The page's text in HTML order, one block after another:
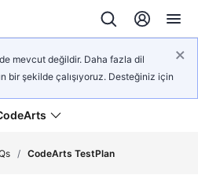
mevcut değildir. Daha fazla dil
bir şekilde çalışıyoruz. Desteğiniz için
/ CodeArts TestPlan